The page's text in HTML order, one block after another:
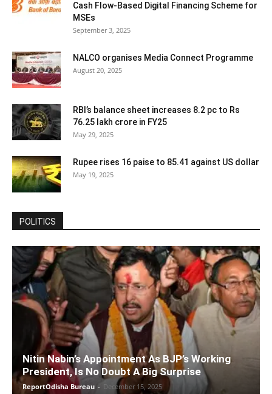
Cash Flow-Based Digital Financing Scheme for
MSEs
September 3, 2025
NALCO organises Media Connect Programme
August 20, 2025
RBI’s balance sheet increases 8.2 pc to Rs
76.25 lakh crore in FY25
May 29, 2025
Rupee rises 16 paise to 85.41 against US dollar
May 19, 2025
POLITICS
Nitin Nabin’s Appointment As BJP’s Working
President, Is No Doubt A Big Surprise
ReportOdisha Bureau - December 15, 2025